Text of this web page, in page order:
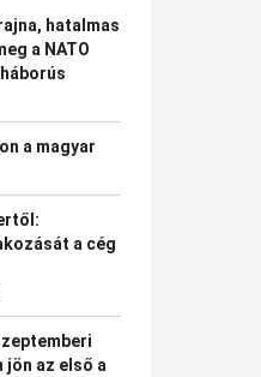
hatalmas
a NATO
a magyar
a cég
az első a